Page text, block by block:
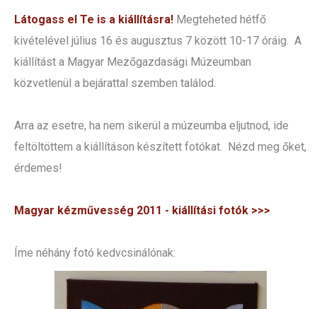
Látogass el Te is a kiállításra! Megteheted hétfő
kivételével július 16 és augusztus 7 között 10-17 óráig. A
kiállítást a Magyar Mezőgazdasági Múzeumban
közvetlenül a bejárattal szemben találod.
Arra az esetre, ha nem sikerül a múzeumba eljutnod, ide
feltöltöttem a kiállításon készített fotókat. Nézd meg őket,
érdemes!
Magyar kézművesség 2011 - kiállítási fotók >>>
Íme néhány fotó kedvcsinálónak: